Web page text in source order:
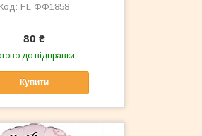
FL ФФ1858
80 ₴
до відправки
Купити